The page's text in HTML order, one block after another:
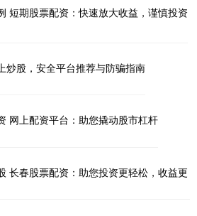
短期股票配资：快速放大收益，谨慎投资
炒股，安全平台推荐与防骗指南
网上配资平台：助您撬动股市杠杆
长春股票配资：助您投资更轻松，收益更